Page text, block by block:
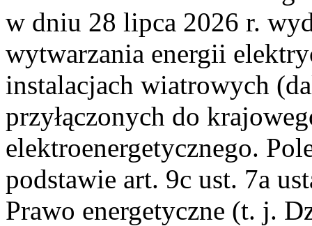
w dniu 28 lipca 2026 r.
wytwarzania energii
instalacjach wiatrowych
przyłączonych do
elektroenergetycznego.
podstawie art. 9c ust. 7a
Prawo energetyczne (t. j.